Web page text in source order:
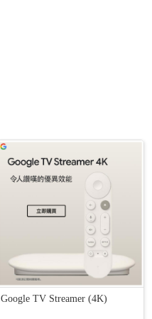
Google TV Streamer (4K)